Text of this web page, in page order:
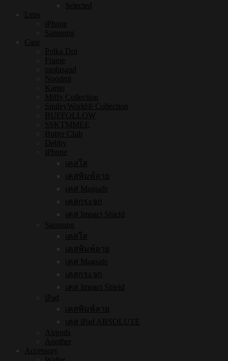
Selected
Lens
iPhone
Samsung
Case
Polka Dot
Frame
mofusand
Noodmi
Kamo
Miffy Collection
SmileyWorld® Collection
BUFFOLLOW
SSKTMMEE
Butter Club
Debby
iPhone
เคสใส
เคสพิมพ์ลาย
เคส Magsafe
เคสกระจก
เคส Impact Shield
Samsung
เคสใส
เคสพิมพ์ลาย
เคส Magsafe
เคสกระจก
เคส Impact Shield
iPad
เคสพิมพ์ลาย
เคส iPad ABSOLUTE
Airpods
Another
Accessory